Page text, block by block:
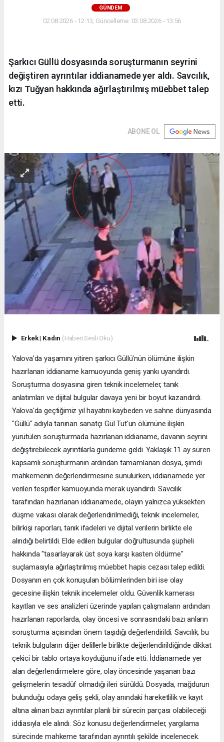
GÜNDEM
02.08.2026 - 12:13, Güncelleme: 03.08.2026 - 13:56
Şarkıcı Güllü dosyasında soruşturmanın seyrini
değiştiren ayrıntılar iddianamede yer aldı. Savcılık,
kızı Tuğyan hakkında ağırlaştırılmış müebbet talep
etti.
ABONE OL
Erkek| Kadın (Haberi Sesli Oku)
Yalova'da yaşamını yitiren şarkıcı Güllü'nün ölümüne ilişkin
hazırlanan iddianame kamuoyunda geniş yankı uyandırdı.
Soruşturma dosyasına giren teknik incelemeler, tanık
anlatımları ve dijital bulgular davaya yeni bir boyut kazandırdı.
Yalova'da geçtiğimiz yıl hayatını kaybeden ve sahne dünyasında
"Güllü" adıyla tanınan sanatçı Gül Tut'un ölümüne ilişkin
yürütülen soruşturmada hazırlanan iddianame, davanın seyrini
değiştirebilecek ayrıntılarla gündeme geldi. Yaklaşık 11 ay süren
kapsamlı soruşturmanın ardından tamamlanan dosya, şimdi
mahkemenin değerlendirmesine sunulurken, iddianamede yer
verilen tespitler kamuoyunda merak uyandırdı. Savcılık
tarafından hazırlanan iddianamede, olayın yalnızca yüksekten
düşme vakası olarak değerlendirilmediği, teknik incelemeler,
bilirkişi raporları, tanık ifadeleri ve dijital verilerin birlikte ele
alındığı belirtildi. Elde edilen bulgular doğrultusunda şüpheli
hakkında "tasarlayarak üst soya karşı kasten öldürme"
suçlamasıyla ağırlaştırılmış müebbet hapis cezası talep edildi.
Dosyanın en çok konuşulan bölümlerinden biri ise olay
gecesine ilişkin teknik incelemeler oldu. Güvenlik kamerası
kayıtları ve ses analizleri üzerinde yapılan çalışmaların ardından
hazırlanan raporlarda, olay öncesi ve sonrasındaki bazı anların
soruşturma açısından önem taşıdığı değerlendirildi. Savcılık, bu
teknik bulguların diğer delillerle birlikte değerlendirildiğinde dikkat
çekici bir tablo ortaya koyduğunu ifade etti. İddianamede yer
alan değerlendirmelere göre, olay öncesinde yaşanan bazı
gelişmelerin tesadüf olmadığı ileri sürüldü. Dosyada, mağdurun
bulunduğu odaya geliş şekli, olay anındaki hareketlilik ve kayıt
altına alınan bazı ayrıntılar planlı bir sürecin parçası olabileceği
iddiasıyla ele alındı. Söz konusu değerlendirmeler, yargılama
sürecinde mahkeme tarafından ayrıntılı şekilde incelenecek.